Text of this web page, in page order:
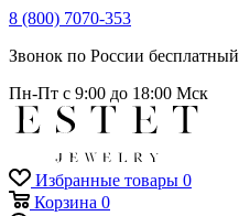
8 (800) 7070-353
Звонок по России бесплатный
Пн-Пт с 9:00 до 18:00 Мск
Избранные товары 0
Корзина 0